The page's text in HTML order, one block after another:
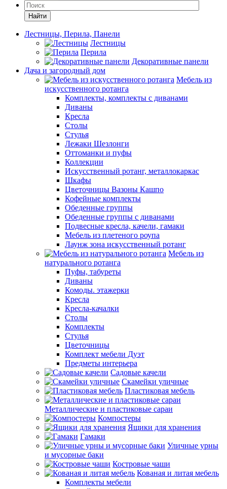
Найти
Лестницы, Перила, Панели
Лестницы
Перила
Декоративные панели
Дача и загородный дом
Мебель из
искусственного ротанга
Комплекты, комплекты с диванами
Диваны
Кресла
Столы
Стулья
Лежаки Шезлонги
Оттоманки и пуфы
Коллекции
Искусственный ротанг, металлокаркас
Шкафы
Цветочницы Вазоны Кашпо
Кофейные комплекты
Обеденные группы
Обеденные группы с диванами
Подвесные кресла, качели, гамаки
Мебель из плетеного роупа
Лаунж зона искусственный ротанг
Мебель из
натурального ротанга
Пуфы, табуреты
Диваны
Комоды. этажерки
Кресла
Кресла-качалки
Столы
Комплекты
Стулья
Цветочницы
Комплект мебели Дуэт
Предметы интерьера
Садовые качели
Скамейки уличные
Пластиковая мебель
Металлические и пластиковые сараи
Компостеры
Ящики для хранения
Гамаки
Уличные урны
и мусорные баки
Костровые чаши
Кованая и литая мебель
Комплекты мебели